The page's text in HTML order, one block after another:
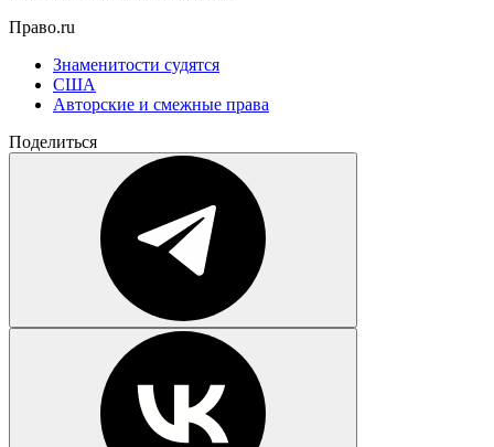
Право.ru
Знаменитости судятся
США
Авторские и смежные права
Поделиться